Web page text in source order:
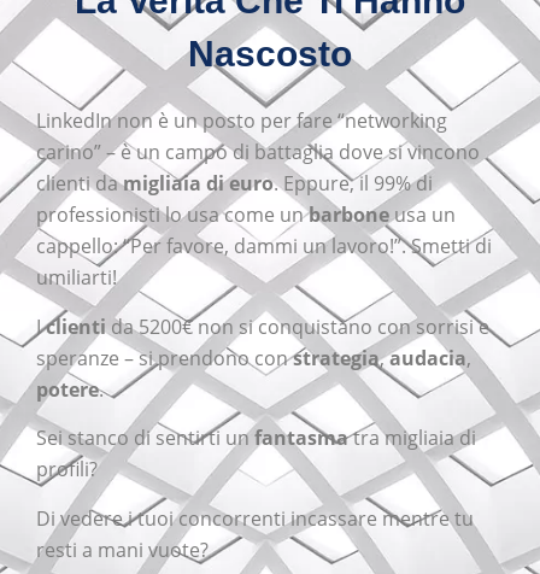
Nascosto
LinkedIn non è un posto per fare “networking
carino” – è un campo di battaglia dove si vincono
clienti damigliaia di euro. Eppure, il 99% di
professionisti lo usa come unbarboneusa un
cappello: “Per favore, dammi un lavoro!”. Smetti di
umiliarti!
Iclientida 5200€ non si conquistano con sorrisi e
speranze – si prendono constrategia,audacia,
potere.
Sei stanco di sentirti unfantasmatra migliaia di
profili?
Di vedere i tuoi concorrenti incassare mentre tu
resti a mani vuote?